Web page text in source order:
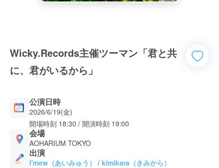
Wicky.Records主催ツーマン「君と共
に、君がいるから」
公演日時
2026/6/19(金)
開場時刻 18:30 / 開演時刻 19:00
会場
AOHARIUM TOKYO
出演
I'mew（あいみゅう） / kimikara（きみから）